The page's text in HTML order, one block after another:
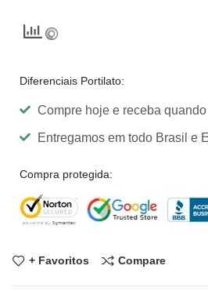
Diferenciais Portilato:
Compre hoje e receba
Entregamos em todo Brasil e
Compra protegida:
+ Favoritos Compare